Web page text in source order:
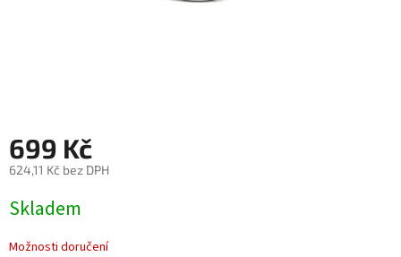
699 Kč
624,11 Kč bez DPH
cena:
Skladem
Možnosti doručení